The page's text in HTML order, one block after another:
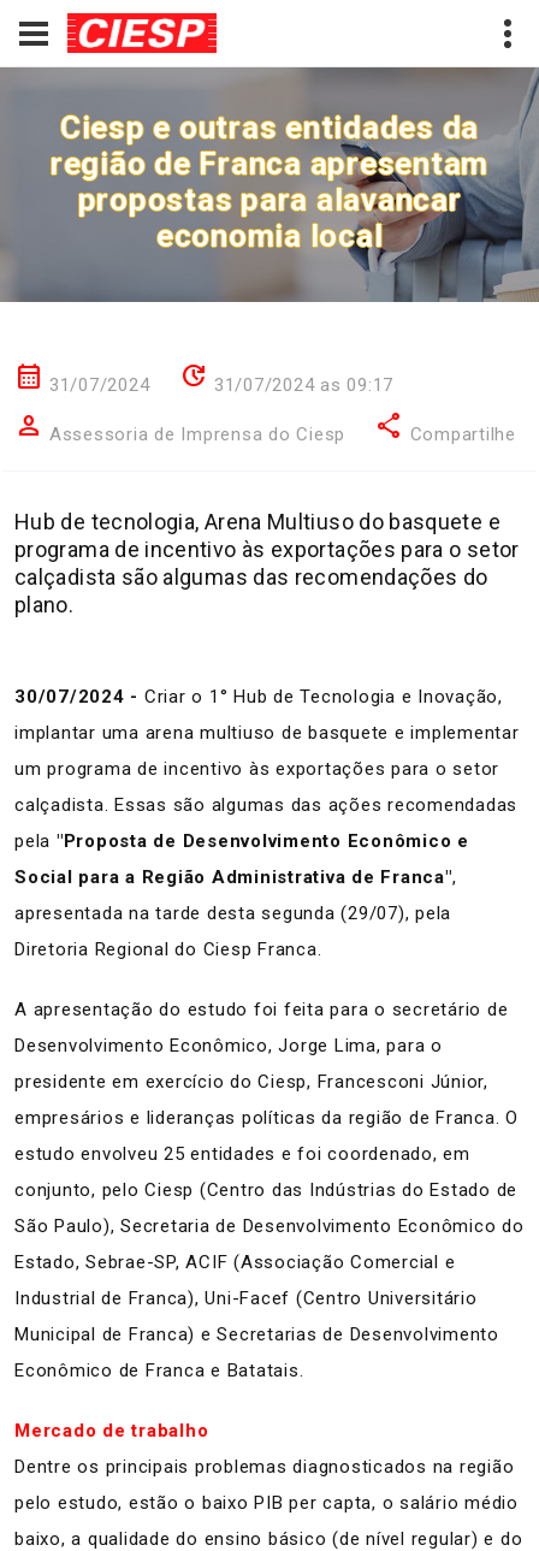
Ciesp e outras entidades da
região de Franca apresentam
propostas para alavancar
economia local
calendar_month 31/07/2024 update 31/07/2024 as 09:17
person Assessoria de Imprensa do Ciesp share Compartilhe
Hub de tecnologia, Arena Multiuso do basquete e
programa de incentivo às exportações para o setor
calçadista são algumas das recomendações do
plano.
30/07/2024 - Criar o 1° Hub de Tecnologia e Inovação,
implantar uma arena multiuso de basquete e implementar
um programa de incentivo às exportações para o setor
calçadista. Essas são algumas das ações recomendadas
pela "Proposta de Desenvolvimento Econômico e
Social para a Região Administrativa de Franca",
apresentada na tarde desta segunda (29/07), pela
Diretoria Regional do Ciesp Franca.
A apresentação do estudo foi feita para o secretário de
Desenvolvimento Econômico, Jorge Lima, para o
presidente em exercício do Ciesp, Francesconi Júnior,
empresários e lideranças políticas da região de Franca. O
estudo envolveu 25 entidades e foi coordenado, em
conjunto, pelo Ciesp (Centro das Indústrias do Estado de
São Paulo), Secretaria de Desenvolvimento Econômico do
Estado, Sebrae-SP, ACIF (Associação Comercial e
Industrial de Franca), Uni-Facef (Centro Universitário
Municipal de Franca) e Secretarias de Desenvolvimento
Econômico de Franca e Batatais.
Mercado de trabalho
Dentre os principais problemas diagnosticados na região
pelo estudo, estão o baixo PIB per capta, o salário médio
baixo, a qualidade do ensino básico (de nível regular) e do